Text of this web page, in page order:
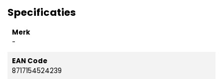
Specificaties
Merk
-
EAN Code
8717154524239